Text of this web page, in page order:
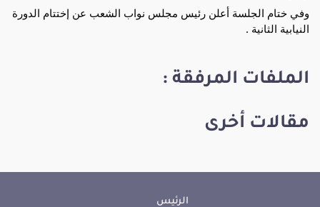
وفي ختام الجلسة أعلن رئيس مجلس نواب الشعب عن إختتام الدورة
النيابية الثانية .
الملفات المرفقة :
مقالات أخرى
الرئيس